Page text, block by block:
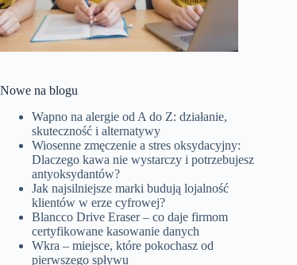
Nowe na blogu
Wapno na alergie od A do Z: działanie,
skuteczność i alternatywy
Wiosenne zmęczenie a stres oksydacyjny:
Dlaczego kawa nie wystarczy i potrzebujesz
antyoksydantów?
Jak najsilniejsze marki budują lojalność
klientów w erze cyfrowej?
Blancco Drive Eraser – co daje firmom
certyfikowane kasowanie danych
Wkra – miejsce, które pokochasz od
pierwszego spływu